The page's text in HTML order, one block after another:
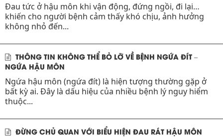
Đau tức ở hậu môn khi vận động, đứng ngồi, đi lại…
khiến cho người bệnh cảm thấy khó chịu, ảnh hưởng
không nhỏ đến...
THÔNG TIN KHÔNG THỂ BỎ LỠ VỀ BỆNH NGỨA ĐÍT –
NGỨA HẬU MÔN
Ngứa hậu môn (ngứa đít) là hiện tượng thường gặp ở
bất kỳ ai. Đây là dấu hiệu của nhiều bệnh lý nguy hiểm
thuộc...
ĐỪNG CHỦ QUAN VỚI BIỂU HIỆN ĐAU RÁT HẬU MÔN